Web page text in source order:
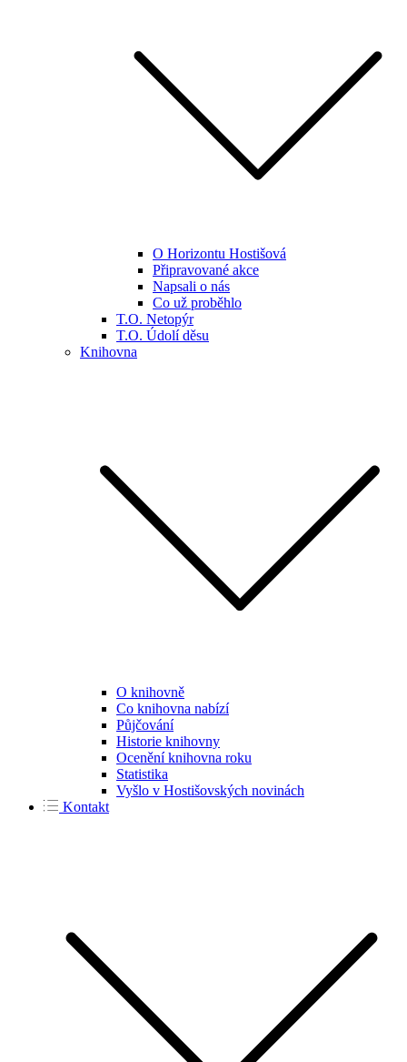
O Horizontu Hostišová
Připravované akce
Napsali o nás
Co už proběhlo
T.O. Netopýr
T.O. Údolí děsu
Knihovna
O knihovně
Co knihovna nabízí
Půjčování
Historie knihovny
Ocenění knihovna roku
Statistika
Vyšlo v Hostišovských novinách
Kontakt